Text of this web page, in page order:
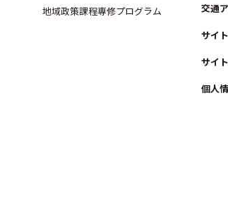
地域政策課程専修プログラム
交通
サイ
サイ
個人